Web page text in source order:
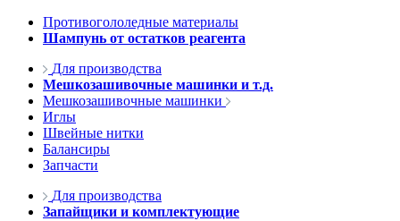
Противогололедные материалы
Шампунь от остатков реагента
Для производства
Мешкозашивочные машинки и т.д.
Мешкозашивочные машинки
Иглы
Швейные нитки
Балансиры
Запчасти
Для производства
Запайщики и комплектующие